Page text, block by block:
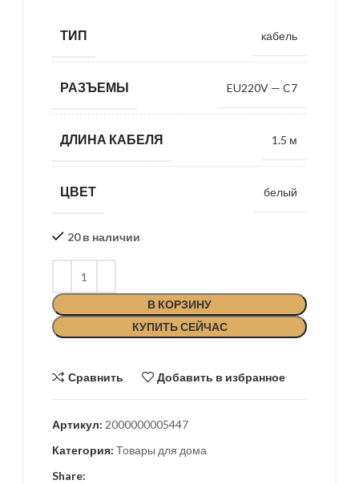
ТИП кабель
РАЗЪЕМЫ EU220V — C7
ДЛИНА КАБЕЛЯ 1.5 м
ЦВЕТ белый
20 в наличии
В КОРЗИНУ
КУПИТЬ СЕЙЧАС
Сравнить Добавить в избранное
Артикул: 2000000005447
Категория: Товары для дома
Share: